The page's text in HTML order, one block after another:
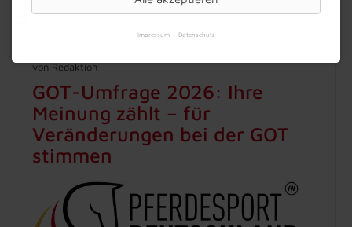
von Redaktion
GOT-Umfrage 2026: Ihre
Meinung zählt – für
Veränderungen bei der GOT
stimmen
Impressum Datenschutz